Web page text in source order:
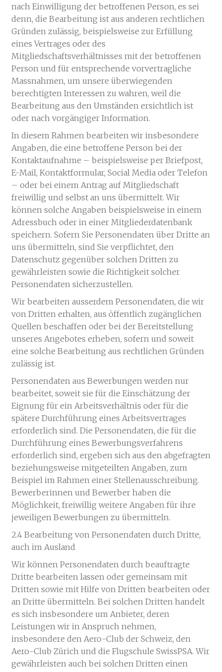
nach Einwilligung der betroffenen Person, es sei
denn, die Bearbeitung ist aus anderen rechtlichen
Gründen zulässig, beispielsweise zur Erfüllung
eines Vertrages oder des
Mitgliedschaftsverhältnisses mit der betroffenen
Person und für entsprechende vorvertragliche
Massnahmen, um unsere überwiegenden
berechtigten Interessen zu wahren, weil die
Bearbeitung aus den Umständen ersichtlich ist
oder nach vorgängiger Information.
In diesem Rahmen bearbeiten wir insbesondere
Angaben, die eine betroffene Person bei der
Kontaktaufnahme – beispielsweise per Briefpost,
E-Mail, Kontaktformular, Social Media oder Telefon
– oder bei einem Antrag auf Mitgliedschaft
freiwillig und selbst an uns übermittelt. Wir
können solche Angaben beispielsweise in einem
Adressbuch oder in einer Mitgliederdatenbank
speichern. Sofern Sie Personendaten über Dritte an
uns übermitteln, sind Sie verpflichtet, den
Datenschutz gegenüber solchen Dritten zu
gewährleisten sowie die Richtigkeit solcher
Personendaten sicherzustellen.
Wir bearbeiten ausserdem Personendaten, die wir
von Dritten erhalten, aus öffentlich zugänglichen
Quellen beschaffen oder bei der Bereitstellung
unseres Angebotes erheben, sofern und soweit
eine solche Bearbeitung aus rechtlichen Gründen
zulässig ist.
Personendaten aus Bewerbungen werden nur
bearbeitet, soweit sie für die Einschätzung der
Eignung für ein Arbeitsverhältnis oder für die
spätere Durchführung eines Arbeitsvertrages
erforderlich sind. Die Personendaten, die für die
Durchführung eines Bewerbungsverfahrens
erforderlich sind, ergeben sich aus den abgefragten
beziehungsweise mitgeteilten Angaben, zum
Beispiel im Rahmen einer Stellenausschreibung.
Bewerberinnen und Bewerber haben die
Möglichkeit, freiwillig weitere Angaben für ihre
jeweiligen Bewerbungen zu übermitteln.
2.4 Bearbeitung von Personendaten durch Dritte,
auch im Ausland
Wir können Personendaten durch beauftragte
Dritte bearbeiten lassen oder gemeinsam mit
Dritten sowie mit Hilfe von Dritten bearbeiten oder
an Dritte übermitteln. Bei solchen Dritten handelt
es sich insbesondere um Anbieter, deren
Leistungen wir in Anspruch nehmen,
insbesondere den Aero-Club der Schweiz, den
Aero-Club Zürich und die Flugschule SwissPSA. Wir
gewährleisten auch bei solchen Dritten einen